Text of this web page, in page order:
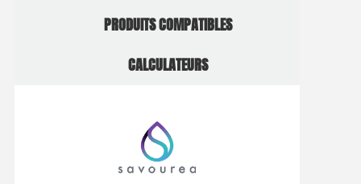
PRODUITS COMPATIBLES
CALCULATEURS